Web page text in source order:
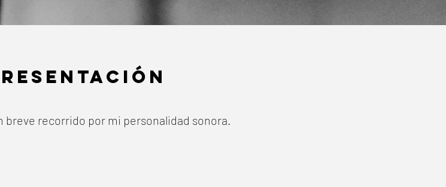
breve recorrido por mi personalidad sonora.